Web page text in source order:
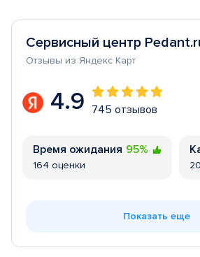
Сервисный центр
Отзывы из Яндекс Карт
4.9 745 отзывов
Время ожидания 95%
164 оценки
Показать еще